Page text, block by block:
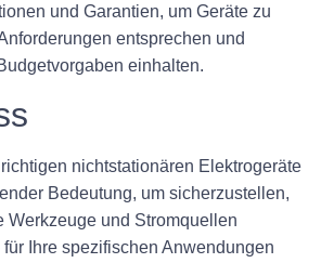
und Garantien, um Geräte zu
entsprechen und
einhalten.
nichtstationären Elektrogeräte
Bedeutung, um sicherzustellen,
Werkzeuge und Stromquellen
Ihre spezifischen Anwendungen